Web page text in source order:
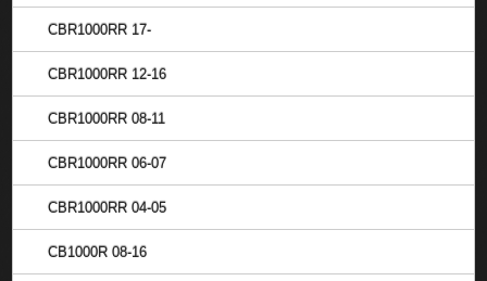
CBR1000RR 17-
CBR1000RR 12-16
CBR1000RR 08-11
CBR1000RR 06-07
CBR1000RR 04-05
CB1000R 08-16